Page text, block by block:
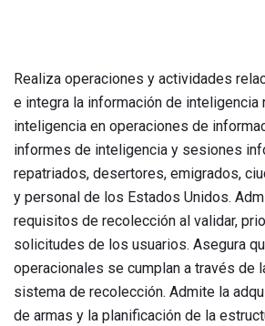
Realiza operaciones y actividades
e integra la información de inteligencia
inteligencia en operaciones de
informes de inteligencia y sesiones
repatriados, desertores, emigrados,
y personal de los Estados Unidos.
requisitos de recolección al validar,
solicitudes de los usuarios. Asegura
operacionales se cumplan a través de
sistema de recolección. Admite la
de armas y la planificación de la